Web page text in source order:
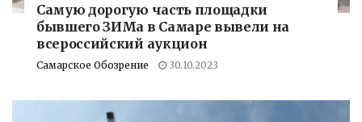
Самую дорогую часть площадки
бывшего ЗИМа в Самаре вывели на
всероссийский аукцион
Самарское Обозрение 30.10.2023